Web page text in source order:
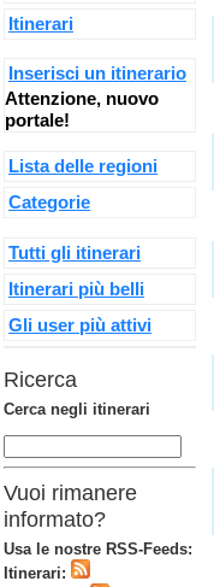
Itinerari
Inserisci un itinerario
Attenzione, nuovo
portale!
Lista delle regioni
Categorie
Tutti gli itinerari
Itinerari più belli
Gli user più attivi
Ricerca
Cerca negli itinerari
Vuoi rimanere
informato?
Usa le nostre RSS-Feeds:
Itinerari: